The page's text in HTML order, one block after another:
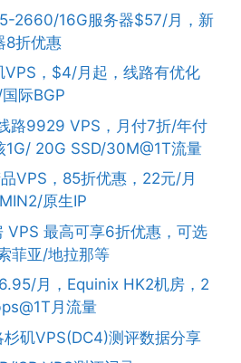
2660/16G服务器$57/月，新
8折优惠
，$4/月起，线路有优化
际BGP
路9929 VPS，月付7折/年付
20G SSD/30M@1T流量
VPS，85折优惠，22元/月
原生IP
最高可享6折优惠，可选
菲亚/地拉那等
月，Equinix HK2机房，2
月流量
矶VPS(DC4)测评数据分享